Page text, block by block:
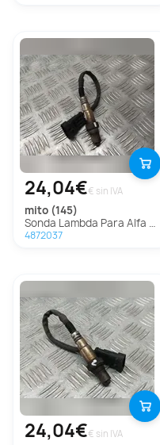
24,04€€ sin IVA
mito (145)
Sonda Lambda Para Alfa Romeo Mito
4872037
24,04€€ sin IVA